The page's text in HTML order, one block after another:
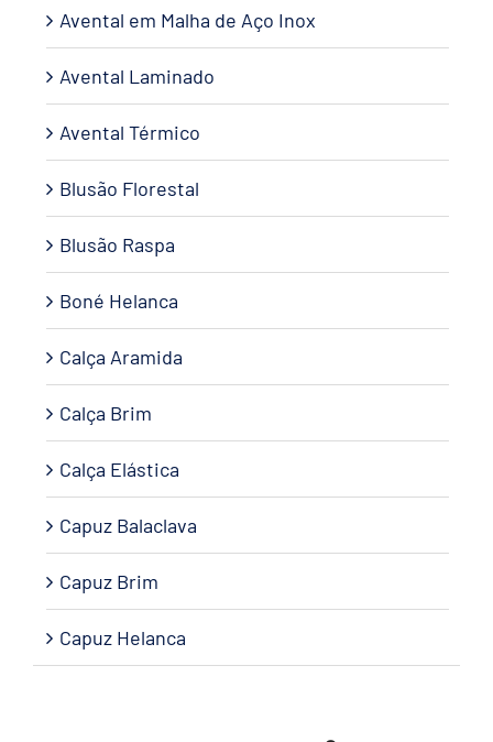
Avental em Malha de Aço Inox
Avental Laminado
Avental Térmico
Blusão Florestal
Blusão Raspa
Boné Helanca
Calça Aramida
Calça Brim
Calça Elástica
Capuz Balaclava
Capuz Brim
Capuz Helanca